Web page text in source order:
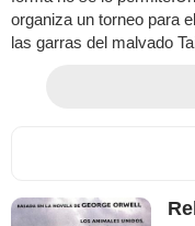
organiza un torneo para
las garras del malvado